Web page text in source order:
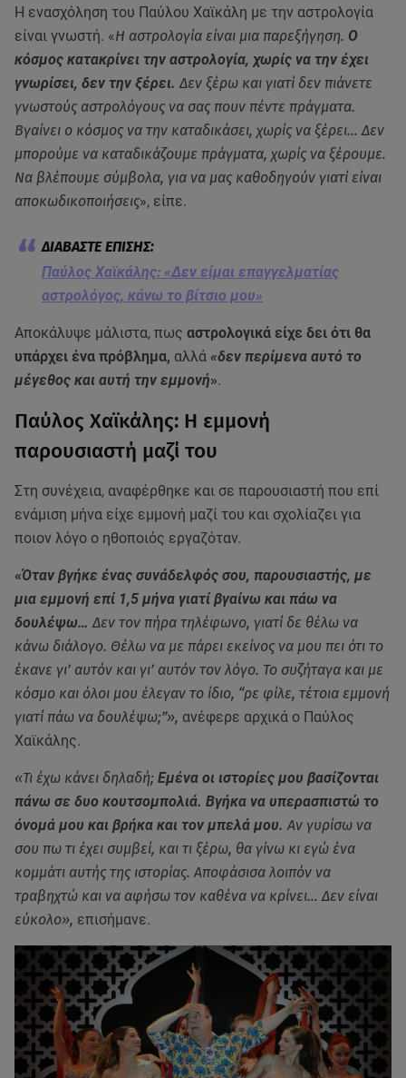
Η ενασχόληση του Παύλου Χαϊκάλη με την αστρολογία
είναι γνωστή. «Η αστρολογία είναι μια παρεξήγηση. Ο
κόσμος κατακρίνει την αστρολογία, χωρίς να την έχει
γνωρίσει, δεν την ξέρει. Δεν ξέρω και γιατί δεν πιάνετε
γνωστούς αστρολόγους να σας πουν πέντε πράγματα.
Βγαίνει ο κόσμος να την καταδικάσει, χωρίς να ξέρει… Δεν
μπορούμε να καταδικάζουμε πράγματα, χωρίς να ξέρουμε.
Να βλέπουμε σύμβολα, για να μας καθοδηγούν γιατί είναι
αποκωδικοποιήσεις», είπε.
Παύλος Χαϊκάλης: «Δεν είμαι επαγγελματίας
αστρολόγος, κάνω το βίτσιο μου»
Αποκάλυψε μάλιστα, πως αστρολογικά είχε δει ότι θα
υπάρχει ένα πρόβλημα, αλλά «δεν περίμενα αυτό το
μέγεθος και αυτή την εμμονή».
Παύλος Χαϊκάλης: Η εμμονή
παρουσιαστή μαζί του
Στη συνέχεια, αναφέρθηκε και σε παρουσιαστή που επί
ενάμιση μήνα είχε εμμονή μαζί του και σχολίαζει για
ποιον λόγο ο ηθοποιός εργαζόταν.
«Όταν βγήκε ένας συνάδελφός σου, παρουσιαστής, με
μια εμμονή επί 1,5 μήνα γιατί βγαίνω και πάω να
δουλέψω… Δεν τον πήρα τηλέφωνο, γιατί δε θέλω να
κάνω διάλογο. Θέλω να με πάρει εκείνος να μου πει ότι το
έκανε γι’ αυτόν και γι’ αυτόν τον λόγο. Το συζήταγα και με
κόσμο και όλοι μου έλεγαν το ίδιο, “ρε φίλε, τέτοια εμμονή
γιατί πάω να δουλέψω;”», ανέφερε αρχικά ο Παύλος
Χαϊκάλης.
«Τι έχω κάνει δηλαδή; Εμένα οι ιστορίες μου βασίζονται
πάνω σε δυο κουτσομπολιά. Βγήκα να υπερασπιστώ το
όνομά μου και βρήκα και τον μπελά μου. Αν γυρίσω να
σου πω τι έχει συμβεί, και τι ξέρω, θα γίνω κι εγώ ένα
κομμάτι αυτής της ιστορίας. Αποφάσισα λοιπόν να
τραβηχτώ και να αφήσω τον καθένα να κρίνει… Δεν είναι
εύκολο», επισήμανε.